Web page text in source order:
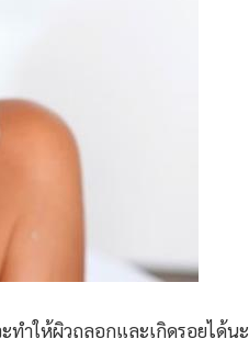
ทำให้ผิวถลอกและเกิดรอยได้นะ